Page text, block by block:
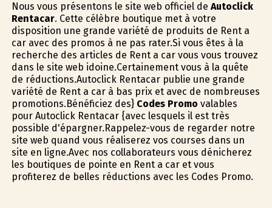
Nous vous présentons le site web officiel de Autoclick
Rentacar. Cette célèbre boutique met à votre
disposition une grande variété de produits de Rent a
car avec des promos à ne pas rater.Si vous êtes à la
recherche des articles de Rent a car vous vous trouvez
dans le site web idoine.Certainement vous à la quête
de réductions.Autoclick Rentacar publie une grande
variété de Rent a car à bas prix et avec de nombreuses
promotions.Bénéficiez des} Codes Promo valables
pour Autoclick Rentacar {avec lesquels il est très
possible d'épargner.Rappelez-vous de regarder notre
site web quand vous réaliserez vos courses dans un
site en ligne.Avec nos collaborateurs vous dénicherez
les boutiques de pointe en Rent a car et vous
profiterez de belles réductions avec les Codes Promo.